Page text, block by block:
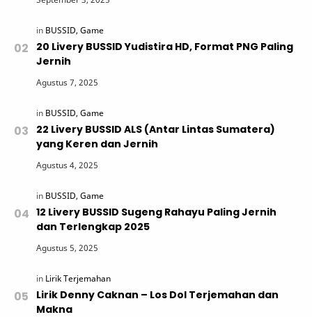
20 Livery BUSSID Yudistira HD, Format PNG Paling
Jernih
22 Livery BUSSID ALS (Antar Lintas Sumatera)
yang Keren dan Jernih
12 Livery BUSSID Sugeng Rahayu Paling Jernih
dan Terlengkap 2025
Lirik Denny Caknan – Los Dol Terjemahan dan
Makna